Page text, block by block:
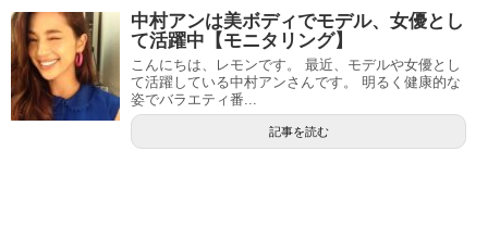
中村アンは美ボディでモデル、女優とし
て活躍中【モニタリング】
こんにちは、レモンです。 最近、モデルや女優とし
て活躍している中村アンさんです。 明るく健康的な
姿でバラエティ番...
記事を読む